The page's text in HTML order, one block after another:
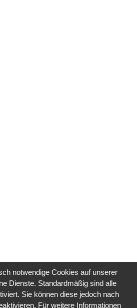
notwendige Cookies auf unserer
Dienste. Standardmäßig sind alle
Sie können diese jedoch nach
Für weitere Informationen